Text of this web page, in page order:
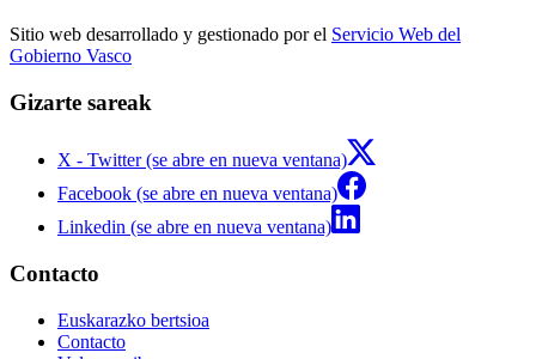
Sitio web desarrollado y gestionado por el Servicio Web del
Gobierno Vasco
Gizarte sareak
X - Twitter (se abre en nueva ventana)
Facebook (se abre en nueva ventana)
Linkedin (se abre en nueva ventana)
Contacto
Euskarazko bertsioa
Contacto